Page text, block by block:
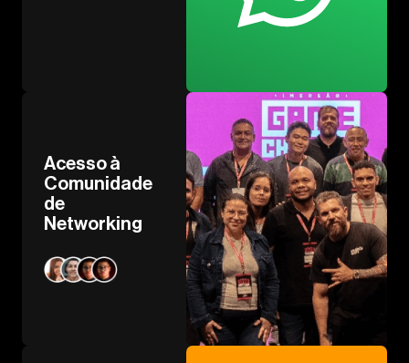
Acesso à
Comunidade
de
Networking